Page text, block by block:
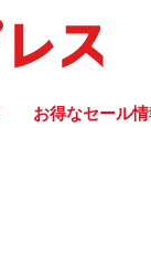
お得なセール